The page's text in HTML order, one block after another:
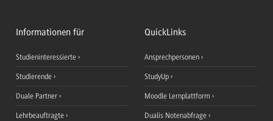
Informationen für
Studieninteressierte
Studierende
Duale Partner
Lehrbeauftragte
QuickLinks
Ansprechpersonen
StudyUp
Moodle Lernplattform
Dualis Notenabfrage